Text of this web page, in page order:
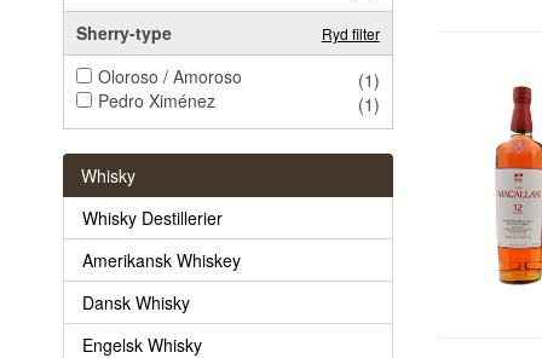
Sherry-type
Ryd filter
Oloroso / Amoroso
(1)
Pedro Ximénez
(1)
Whisky
Whisky Destillerier
Amerikansk Whiskey
Dansk Whisky
Engelsk Whisky